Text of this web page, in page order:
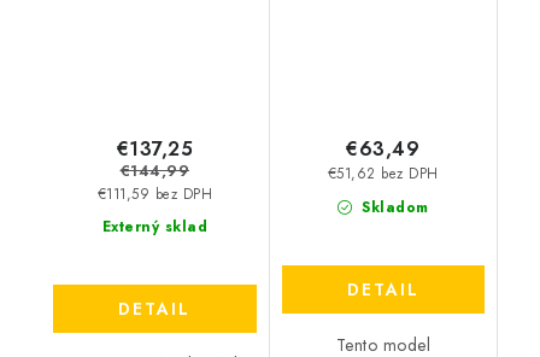
Externý sklad
€111,59 bez DPH
€137,25
€144,99
DETAIL
Skladom
€51,62 bez DPH
€63,49
DETAIL
Tento model